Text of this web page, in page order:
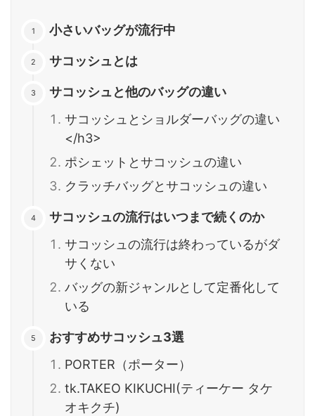
小さいバッグが流行中
サコッシュとは
サコッシュと他のバッグの違い
サコッシュとショルダーバッグの違い
</h3>
ポシェットとサコッシュの違い
クラッチバッグとサコッシュの違い
サコッシュの流行はいつまで続くのか
サコッシュの流行は終わっているがダ
サくない
バッグの新ジャンルとして定番化して
いる
おすすめサコッシュ3選
PORTER（ポーター）
tk.TAKEO KIKUCHI(ティーケー タケ
オキクチ)